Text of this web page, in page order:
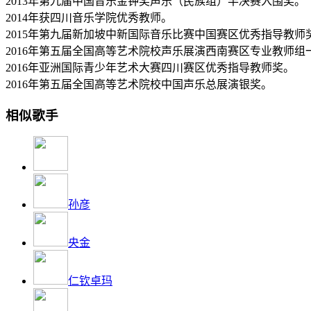
2014年获四川音乐学院优秀教师。
2015年第九届新加坡中新国际音乐比赛中国赛区优秀指导教师
2016年第五届全国高等艺术院校声乐展演西南赛区专业教师组
2016年亚洲国际青少年艺术大赛四川赛区优秀指导教师奖。
2016年第五届全国高等艺术院校中国声乐总展演银奖。
相似歌手
孙彦
央金
仁钦卓玛